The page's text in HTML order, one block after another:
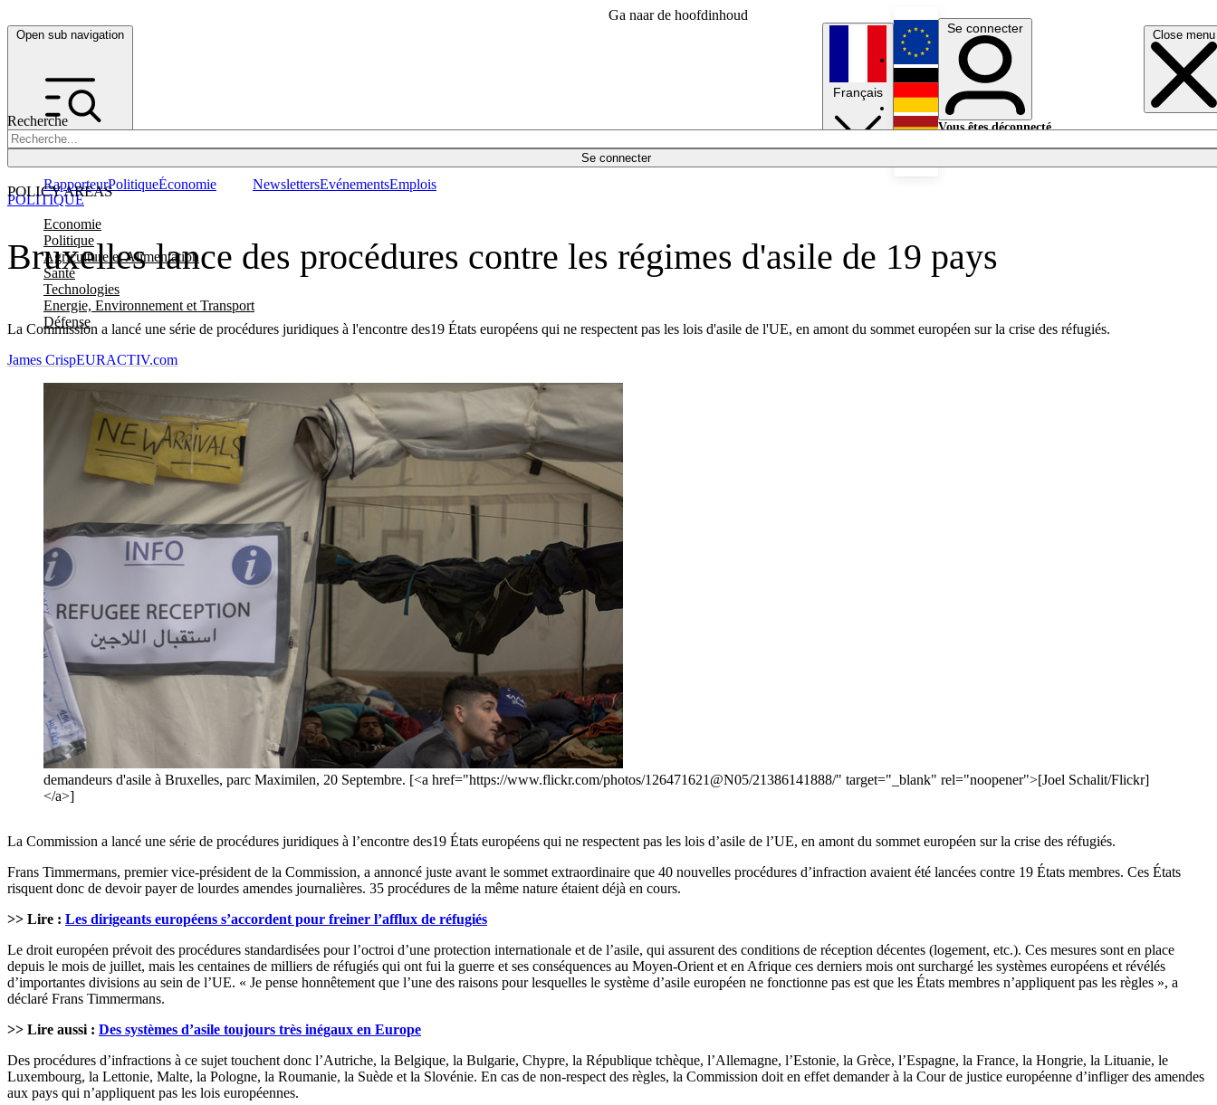
Ga naar de hoofdinhoud
Open sub navigation Close menu
Recherche
Se connecter
POLICY AREAS
Economie
Politique
Agriculture et Alimentation
Santé
Technologies
Energie, Environnement et Transport
Défense
RapporteurPolitiqueÉconomie NewslettersEvénementsEmplois
Français
English
Deutsch
Se connecter
Vous êtes déconnecté.
Bruxelles lance des procédures contre les régimes d'asile de 19 pays
La Commission a lancé une série de procédures juridiques à l'encontre des19 États européens qui ne respectent pas les lois d'asile de l'UE, en amont du sommet européen sur la crise des réfugiés.
POLITIQUE
James CrispEURACTIV.com
demandeurs d'asile à Bruxelles, parc Maximilen, 20 Septembre. [<a href="https://www.flickr.com/photos/126471621@N05/21386141888/" target="_blank" rel="noopener">[Joel Schalit/Flickr]
</a>]
La Commission a lancé une série de procédures juridiques à l’encontre des19 États européens qui ne respectent pas les lois d’asile de l’UE, en amont du sommet européen sur la crise des réfugiés.
Frans Timmermans, premier vice-président de la Commission, a annoncé juste avant le sommet extraordinaire que 40 nouvelles procédures d’infraction avaient été lancées contre 19 États membres. Ces États
risquent donc de devoir payer de lourdes amendes journalières. 35 procédures de la même nature étaient déjà en cours.
>> Lire : Les dirigeants européens s’accordent pour freiner l’afflux de réfugiés
Le droit européen prévoit des procédures standardisées pour l’octroi d’une protection internationale et de l’asile, qui assurent des conditions de réception décentes (logement, etc.). Ces mesures sont en place
depuis le mois de juillet, mais les centaines de milliers de réfugiés qui ont fui la guerre et ses conséquences au Moyen-Orient et en Afrique ces derniers mois ont surchargé les systèmes européens et révélés
d’importantes divisions au sein de l’UE. « Je pense honnêtement que l’une des raisons pour lesquelles le système d’asile européen ne fonctionne pas est que les États membres n’appliquent pas les règles », a
déclaré Frans Timmermans.
>> Lire aussi : Des systèmes d’asile toujours très inégaux en Europe
Des procédures d’infractions à ce sujet touchent donc l’Autriche, la Belgique, la Bulgarie, Chypre, la République tchèque, l’Allemagne, l’Estonie, la Grèce, l’Espagne, la France, la Hongrie, la Lituanie, le
Luxembourg, la Lettonie, Malte, la Pologne, la Roumanie, la Suède et la Slovénie. En cas de non-respect des règles, la Commission doit en effet demander à la Cour de justice européenne d’infliger des amendes
aux pays qui n’appliquent pas les lois européennes.